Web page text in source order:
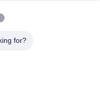
Equipment
for?